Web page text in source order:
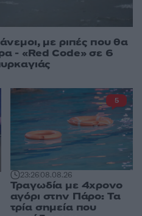
με ριπές που θα
- «Red Code» σε 6
23:2608.08.26
Τραγωδία με 4χρονο
αγόρι στην Πάρο: Τα
τρία σημεία που
5